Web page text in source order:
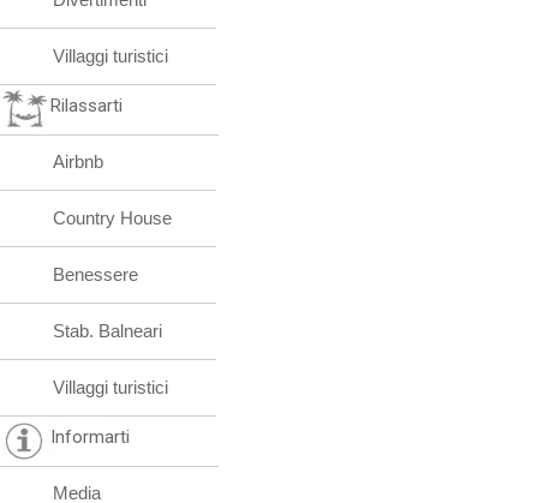
Villaggi turistici
Rilassarti
Airbnb
Country House
Benessere
Stab. Balneari
Villaggi turistici
Informarti
Media